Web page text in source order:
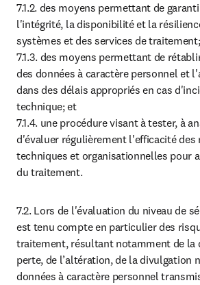
7.1.2. des moyens permettant de
l'intégrité, la disponibilité et la
systèmes et des services de traitement;
7.1.3. des moyens permettant de
des données à caractère personnel et
dans des délais appropriés en cas
technique; et
7.1.4. une procédure visant à tester, à
d'évaluer régulièrement l'efficacité des
techniques et organisationnelles pour
du traitement.
7.2. Lors de l'évaluation du niveau de
est tenu compte en particulier des
traitement, résultant notamment de la
perte, de l’altération, de la divulgation
données à caractère personnel